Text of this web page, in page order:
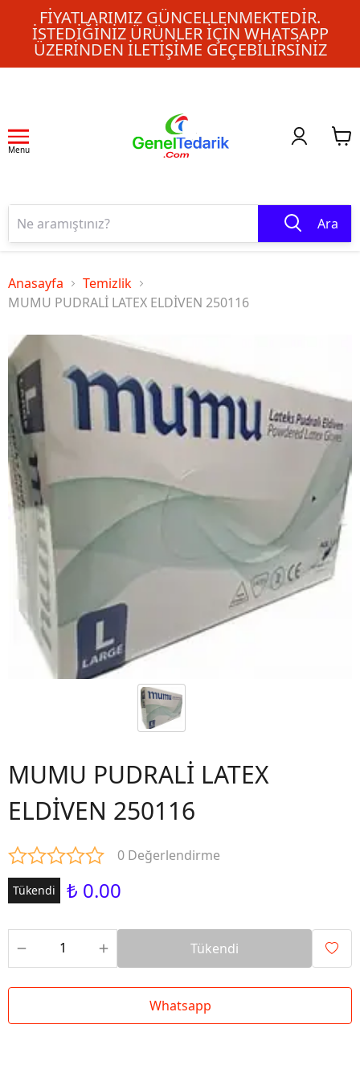
FIYATLARIMIZ GÜNCELLENMEKTEDIR.
İSTEDIĞINIZ ÜRÜNLER IÇIN WHATSAPP
ÜZERINDEN ILETIŞIME GEÇEBILIRSINIZ
Menu
Ara
Anasayfa
Temizlik
MUMU PUDRALİ LATEX ELDİVEN 250116
MUMU PUDRALİ LATEX
ELDİVEN 250116
0 Değerlendirme
Tükendi ₺ 0.00
Tükendi
Whatsapp